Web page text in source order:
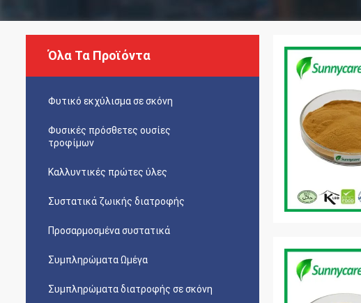
Όλα Τα Προϊόντα
Φυτικό εκχύλισμα σε σκόνη
Φυσικές πρόσθετες ουσίες
τροφίμων
Καλλυντικές πρώτες ύλες
Συστατικά ζωικής διατροφής
Προσαρμοσμένα συστατικά
Συμπληρώματα Ωμέγα
Συμπληρώματα διατροφής σε σκόνη